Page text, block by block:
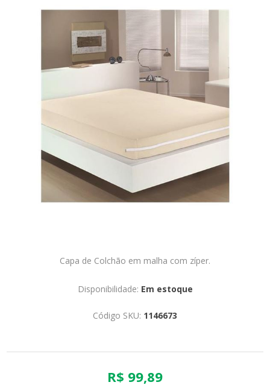
Capa de Colchão em malha com zíper.
Disponibilidade: Em estoque
Código SKU: 1146673
R$ 99,89